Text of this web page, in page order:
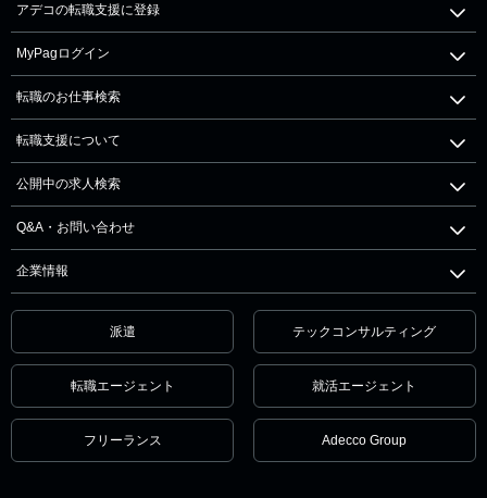
アデコの転職支援に登録
MyPagログイン
転職のお仕事検索
転職支援について
公開中の求人検索
Q&A・お問い合わせ
企業情報
派遣 テックコンサルティング
転職エージェント 就活エージェント
フリーランス Adecco Group